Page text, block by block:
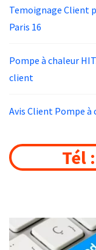
Temoignage Client
Paris 16
Pompe à chaleur
client
Avis Client Pompe à
Tél